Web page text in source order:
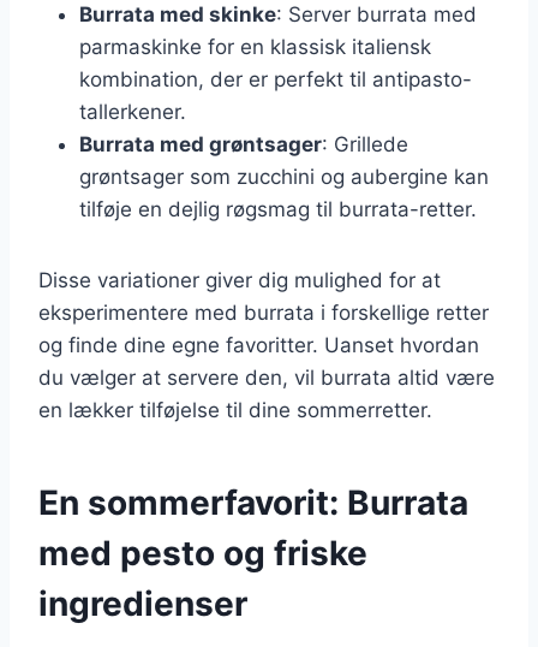
Burrata med skinke: Server burrata med
parmaskinke for en klassisk italiensk
kombination, der er perfekt til antipasto-
tallerkener.
Burrata med grøntsager: Grillede
grøntsager som zucchini og aubergine kan
tilføje en dejlig røgsmag til burrata-retter.
Disse variationer giver dig mulighed for at
eksperimentere med burrata i forskellige retter
og finde dine egne favoritter. Uanset hvordan
du vælger at servere den, vil burrata altid være
en lækker tilføjelse til dine sommerretter.
En sommerfavorit: Burrata
med pesto og friske
ingredienser